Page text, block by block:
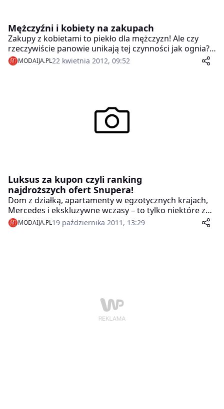
Mężczyźni i kobiety na zakupach
Zakupy z kobietami to piekło dla mężczyzn! Ale czy
rzeczywiście panowie unikają tej czynności jak ognia?
Przeprowadzone przez portal randkowy eDarling
badanie pokazuje, że mężczyźni coraz lepiej radzą
MODAIJA.PL22 kwietnia 2012, 09:52
Luksus za kupon czyli ranking
najdroższych ofert Snupera!
Dom z działką, apartamenty w egzotycznych krajach,
Mercedes i ekskluzywne wczasy – to tylko niektóre z
luksusowych ofert jakie można kupić z potężnymi
zniżkami na polskich stronach zakupów grupowych.
MODAIJA.PL19 października 2011, 13:29